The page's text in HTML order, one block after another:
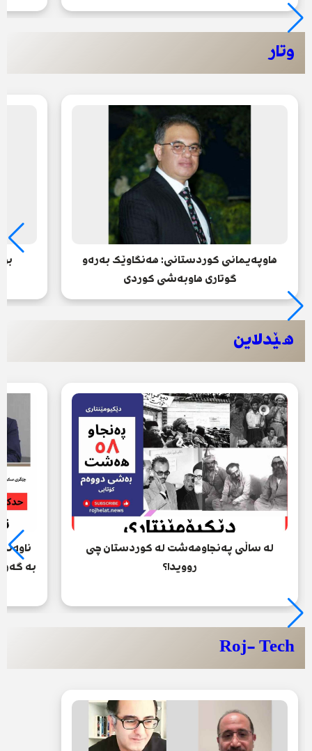
وتار
هاوپەیمانی کوردستانی؛ هەنگاوێک بەرەو
گوتاری هاوبەشی کوردی
ھێدلاین
لە ساڵی پەنجاوهەشت لە کوردستان چی
روویدا؟
بە
Roj- Tech